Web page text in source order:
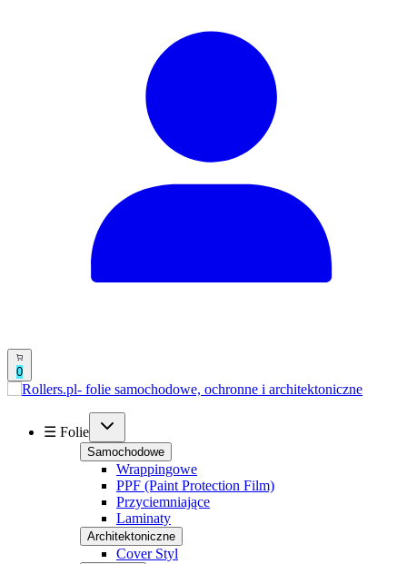
0
☰ Folie
Samochodowe
Wrappingowe
PPF (Paint Protection Film)
Przyciemniające
Laminaty
Architektoniczne
Cover Styl